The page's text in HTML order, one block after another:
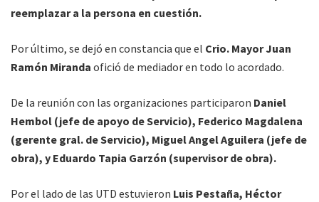
reemplazar a la persona en cuestión.
Por último, se dejó en constancia que el Crio. Mayor Juan
Ramón Miranda ofició de mediador en todo lo acordado.
De la reunión con las organizaciones participaron Daniel
Hembol (jefe de apoyo de Servicio), Federico Magdalena
(gerente gral. de Servicio), Miguel Angel Aguilera (jefe de
obra), y Eduardo Tapia Garzón (supervisor de obra).
Por el lado de las UTD estuvieron Luis Pestaña, Héctor